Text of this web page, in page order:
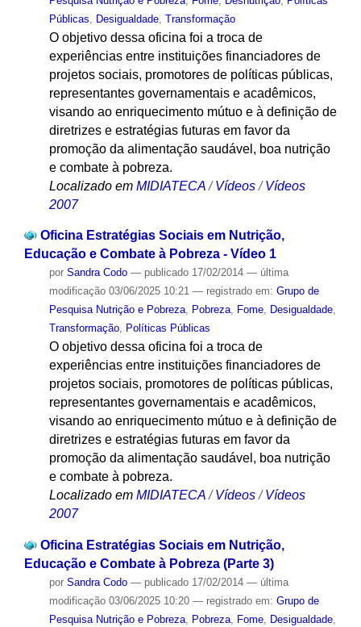
Públicas
Desigualdade, Transformação
O objetivo dessa oficina foi a troca de
experiências entre instituições financiadores de
projetos sociais, promotores de políticas públicas,
representantes governamentais e acadêmicos,
visando ao enriquecimento mútuo e à definição de
diretrizes e estratégias futuras em favor da
promoção da alimentação saudável, boa nutrição
e combate à pobreza.
Localizado em MIDIATECA /Vídeos /Vídeos
2007
Oficina Estratégias Sociais em Nutrição,
Educação e Combate à Pobreza - Vídeo 1
por Sandra Codo — publicado17/02/2014 — última
modificação03/06/2025 10:21 — registrado em: Grupo de
Pesquisa Nutrição e Pobreza, Pobreza, Fome, Desigualdade,
Transformação, Políticas Públicas
O objetivo dessa oficina foi a troca de
experiências entre instituições financiadores de
projetos sociais, promotores de políticas públicas,
representantes governamentais e acadêmicos,
visando ao enriquecimento mútuo e à definição de
diretrizes e estratégias futuras em favor da
promoção da alimentação saudável, boa nutrição
e combate à pobreza.
Localizado em MIDIATECA / Vídeos / Vídeos
2007
Oficina Estratégias Sociais em Nutrição,
Educação e Combate à Pobreza (Parte 3)
por Sandra Codo — publicado17/02/2014 — última
modificação03/06/2025 10:20 — registrado em: Grupo de
Pesquisa Nutrição e Pobreza, Pobreza, Fome, Desigualdade,